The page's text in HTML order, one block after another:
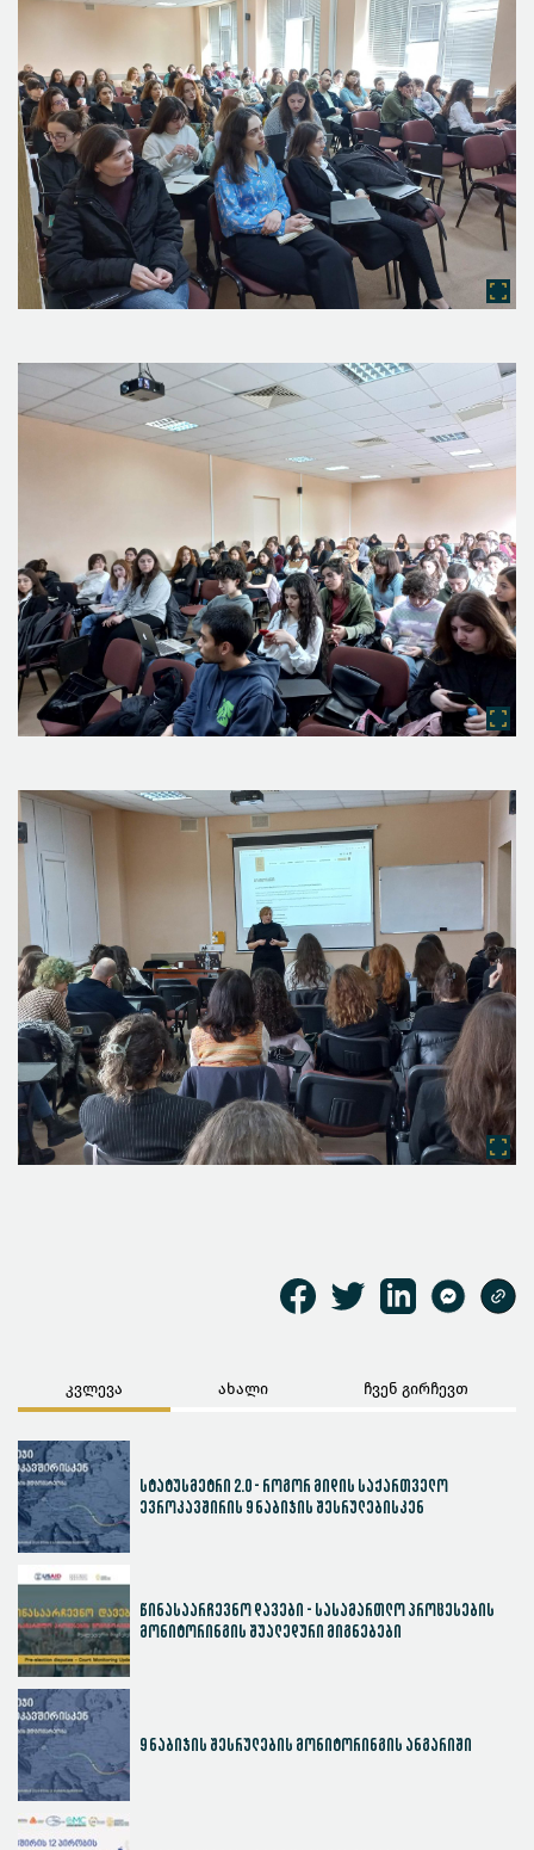
კვლევა ახალი ჩვენ გირჩევთ
სტატუსმეტრი 2.0 - როგორ მიდის საქართველო
ევროკავშირის 9 ნაბიჯის შესრულებისკენ
წინასაარჩევნო დავები - სასამართლო პროცესების
მონიტორინგის შუალედური მიგნებები
9 ნაბიჯის შესრულების მონიტორინგის ანგარიში